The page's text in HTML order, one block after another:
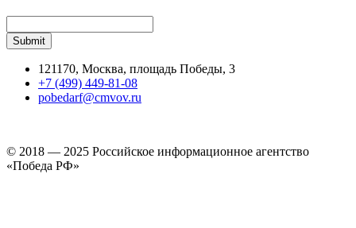
121170, Москва, площадь Победы, 3
+7 (499) 449-81-08
pobedarf@cmvov.ru
© 2018 — 2025 Российское информационное агентство
«Победа РФ»